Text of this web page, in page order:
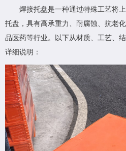
焊接托盘是一种通过特殊工艺将上
托盘，具有高承重力、耐腐蚀、抗老
品医药等行业。以下从材质、工艺、
详细说明：